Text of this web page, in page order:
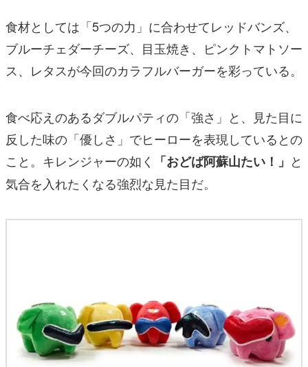
食材としては「5つの力」に合わせてレッドバンズ、
ブルーチェダーチーズ、目玉焼き、ピンクトマトソー
ス、レタスが今回のカラフルバーガーを彩っている。
食べ応えのあるダブルパティの「強さ」と、見た目に
反した味の「優しさ」でヒーローを表現しているとの
こと。キレンジャーの如く
「おどば阿蘇山たい！」 と
気合を入れたくなる強烈な見た目だ。